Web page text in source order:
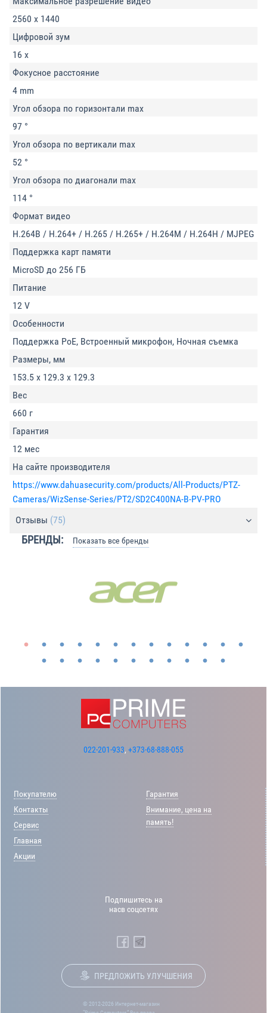
2560 x 1440
Цифровой зум
16 x
Фокусное расстояние
4 mm
Угол обзора по горизонтали max
97 °
Угол обзора по вертикали max
52 °
Угол обзора по диагонали max
114 °
Формат видео
H.264В / H.264+ / H.265 / H.265+ / H.264М / H.264Н / MJPEG
Поддержка карт памяти
MicroSD до 256 ГБ
Питание
12 V
Особенности
Поддержка PoE, Встроенный микрофон, Ночная съемка
Размеры, мм
153.5 x 129.3 x 129.3
Вес
660 г
Гарантия
12 мес
На сайте производителя
https://www.dahuasecurity.com/products/All-Products/PTZ-
Cameras/WizSense-Series/PT2/SD2C400NA-B-PV-PRO
Отзывы (75)
БРЕНДЫ: Показать все бренды
022-201-933, +373-68-888-055
Покупателю
Контакты
Сервис
Главная
Акции
Гарантия
Внимание, цена на
память!
Подпишитесь на
насв соцсетях
ПРЕДЛОЖИТЬ УЛУЧШЕНИЯ
© 2012-2026 Интернет-магазин